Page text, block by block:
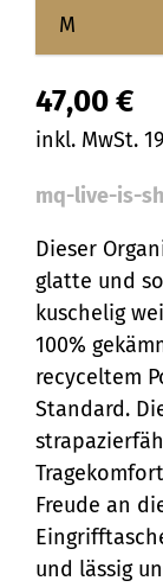
47,00€
inkl. MwSt.
mq-live-is-
Dieser
glatte und
kuschelig
100%
recyceltem
Standard.
Freude an
und lässig